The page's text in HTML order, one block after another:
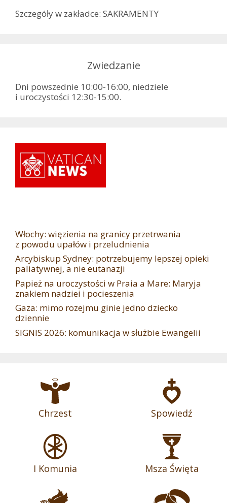
Szczegóły w zakładce: SAKRAMENTY
Zwiedzanie
Dni powszednie 10:00-16:00, niedziele
i uroczystości 12:30-15:00.
Włochy: więzienia na granicy przetrwania
z powodu upałów i przeludnienia
Arcybiskup Sydney: potrzebujemy lepszej opieki
paliatywnej, a nie eutanazji
Papież na uroczystości w Praia a Mare: Maryja
znakiem nadziei i pocieszenia
Gaza: mimo rozejmu ginie jedno dziecko
dziennie
SIGNIS 2026: komunikacja w służbie Ewangelii
Chrzest Spowiedź
I Komunia Msza Święta